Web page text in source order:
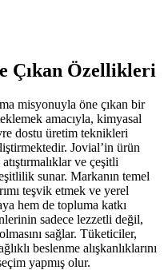
Çıkan Özellikleri
misyonuyla öne çıkan bir
amacıyla, kimyasal
dostu üretim teknikleri
Jovial’in ürün
ve çeşitli
sunar. Markanın temel
teşvik etmek ve yerel
hem de topluma katkı
sadece lezzetli değil,
sağlar. Tüketiciler,
beslenme alışkanlıklarını
yapmış olur.